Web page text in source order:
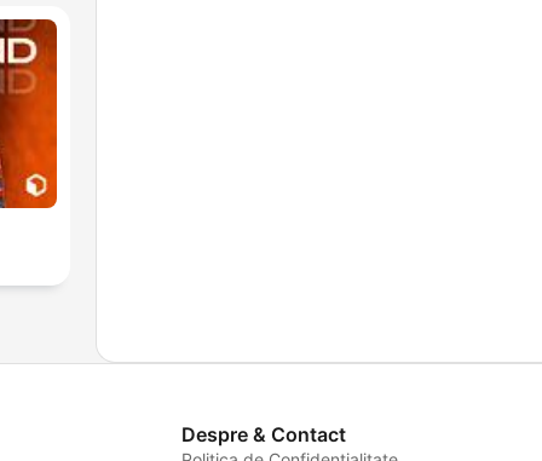
Despre & Contact